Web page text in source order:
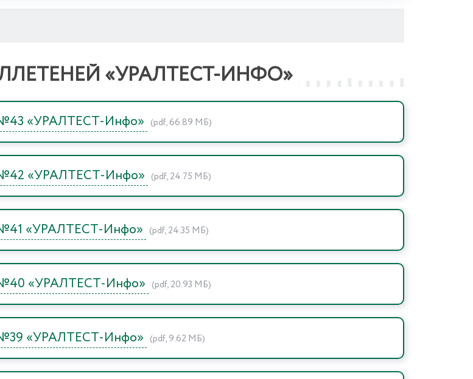
«УРАЛТЕСТ-ИНФО»
«УРАЛТЕСТ-Инфо» (pdf, 66.89 МБ)
«УРАЛТЕСТ-Инфо» (pdf, 24.75 МБ)
«УРАЛТЕСТ-Инфо» (pdf, 24.35 МБ)
«УРАЛТЕСТ-Инфо» (pdf, 20.93 МБ)
«УРАЛТЕСТ-Инфо» (pdf, 9.62 МБ)